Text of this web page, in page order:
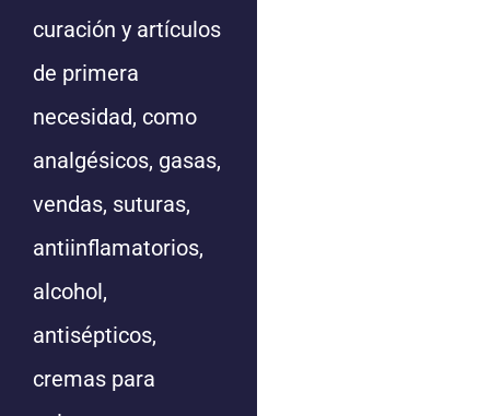
curación y artículos
de primera
necesidad, como
analgésicos, gasas,
vendas, suturas,
antiinflamatorios,
alcohol,
antisépticos,
cremas para